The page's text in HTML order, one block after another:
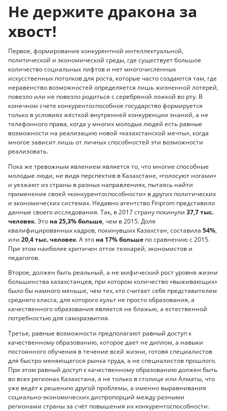
Не держите дракона за
хвост!
Первое, формирование конкурентной интеллектуальной,
политической и экономической среды, где существует большое
количество социальных лифтов и нет многочисленных
искусственных потолков для роста, которые часто создаются там, где
неравенство возможностей определяется лишь жизненной лотерей,
повезло или не повезло родиться с серебряной ложкой во рту. В
конечном счете конкурентоспособное государство формируется
только в условиях жёсткой внутренней конкуренции знаний, а не
телефонного права, когда у многих молодых людей есть равные
возможности на реализацию новой «казахстанской мечты», когда
многое зависит лишь от личных способностей эти возможности
реализовать.
Пока же тревожным явлением является то, что многие способные
молодые люди, не видя перспектив в Казахстане, «голосуют ногами»
и уезжают из страны в разных направлениях, пытаясь найти
применение своей «конкурентоспособности» в других политических
и экономических системах. Недавно агентство Finprom представило
данные своего исследования. Так, в 2017 страну покинули 37,7 тыс.
человек. Это на 25,3% больше, чем в 2015. Доля
квалифицированных кадров, покинувших Казахстан, составила 54%,
или 20,4 тыс. человек. А это на 17% больше по сравнению с 2015.
При этом наиболее критичен отток технарей, экономистов и
педагогов.
Второе, должен быть реальный, а не мифический рост уровня жизни
большинства казахстанцев, при котором количество «выживающих»
было бы намного меньше, чем тех, кто считает себя представителем
среднего класса, для которого культ не просто образования, а
качественного образования является не блажью, а естественной
потребностью для саморазвития.
Третье, равные возможности предполагают равный доступ к
качественному образованию, которое дает не диплом, а навыки
постоянного обучения в течение всей жизни, готовя специалистов
для быстро меняющегося рынка труда, а не специалистов прошлого.
При этом равный доступ к качественному образованию должен быть
во всех регионах Казахстана, а не только в столице или Алматы, что
уже ведёт к решению другой проблемы, а именно выравнивания
социально-экономических диспропорций между разными
регионами страны за счёт повышения их конкурентоспособности.